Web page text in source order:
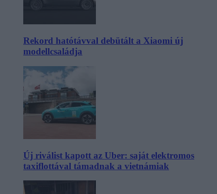
Rekord hatótávval debütált a Xiaomi új
modellcsaládja
Új riválist kapott az Uber: saját elektromos
taxiflottával támadnak a vietnámiak